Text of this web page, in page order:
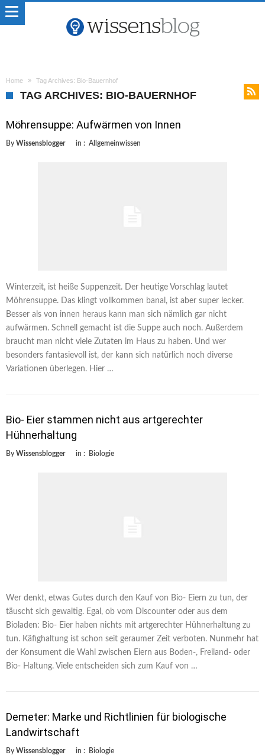
Home Tag Archives: Bio-Bauernhof
TAG ARCHIVES: BIO-BAUERNHOF
Möhrensuppe: Aufwärmen von Innen
By Wissensblogger in : Allgemeinwissen
Winterzeit, ist heiße Suppenzeit. Der heutige Vorschlag lautet
Möhrensuppe. Das klingt vollkommen banal, ist aber super lecker.
Besser als von innen heraus kann man sich nämlich gar nicht
aufwärmen. Schnell gemacht ist die Suppe auch noch. Außerdem
braucht man nicht viele Zutaten im Haus zu haben. Und wer
besonders fantasievoll ist, der kann sich natürlich noch diverse
Variationen überlegen. Hier …
Bio- Eier stammen nicht aus artgerechter
Hühnerhaltung
By Wissensblogger in : Biologie
Wer denkt, etwas Gutes durch den Kauf von Bio- Eiern zu tun, der
täuscht sich gewaltig. Egal, ob vom Discounter oder aus dem
Bioladen: Bio- Eier haben nichts mit artgerechter Hühnerhaltung zu
tun. Käfighaltung ist schon seit geraumer Zeit verboten. Nunmehr hat
der Konsument die Wahl zwischen Eiern aus Boden-, Freiland- oder
Bio- Haltung. Viele entscheiden sich zum Kauf von …
Demeter: Marke und Richtlinien für biologische
Landwirtschaft
By Wissensblogger in : Biologie